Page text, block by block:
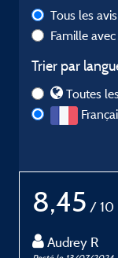
Tous les avis
Famille
Trier par
Toutes
8,45 / 10
Audrey R